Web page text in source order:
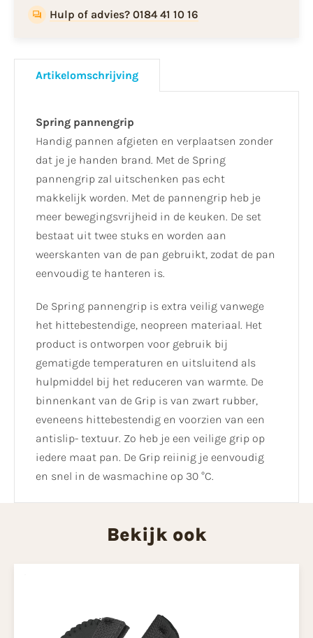
Hulp of advies? 0184 41 10 16
Artikelomschrijving
Spring pannengrip
Handig pannen afgieten en verplaatsen zonder
dat je je handen brand. Met de Spring
pannengrip zal uitschenken pas echt
makkelijk worden. Met de pannengrip heb je
meer bewegingsvrijheid in de keuken. De set
bestaat uit twee stuks en worden aan
weerskanten van de pan gebruikt, zodat de pan
eenvoudig te hanteren is.
De Spring pannengrip is extra veilig vanwege
het hittebestendige, neopreen materiaal. Het
product is ontworpen voor gebruik bij
gematigde temperaturen en uitsluitend als
hulpmiddel bij het reduceren van warmte. De
binnenkant van de Grip is van zwart rubber,
eveneens hittebestendig en voorzien van een
antislip- textuur. Zo heb je een veilige grip op
iedere maat pan. De Grip reiinig je eenvoudig
en snel in de wasmachine op 30 °C.
Bekijk ook